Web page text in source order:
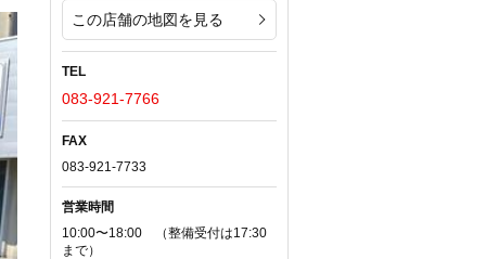
この店舗の地図を見る
TEL
083-921-7766
FAX
083-921-7733
営業時間
10:00〜18:00 （整備受付は17:30
まで）